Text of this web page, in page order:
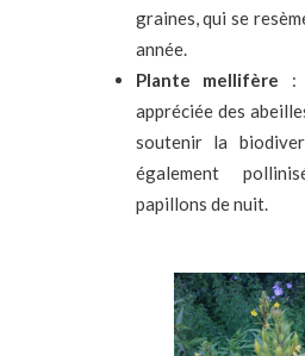
graines, qui se
année.
Plante mellifère :
appréciée des
soutenir la
également
papillons de nuit.